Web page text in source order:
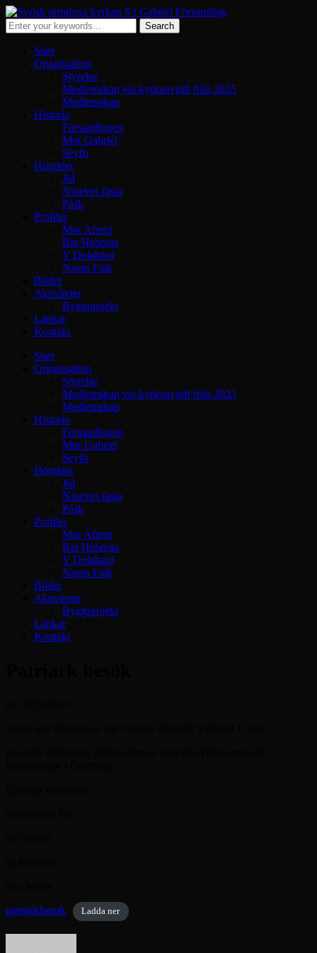
Start
Organisation
Styrelse
Medlemskap via kyrkoavgift från 2025
Medlemskap
Historia
Församlingen
Mor Gabriel
Seyfo
Högtider
Jul
Nineves fasta
Påsk
Profiler
Mor Afrem
Bar Hebreus
Y Dolabani
Naum Faik
Bilder
Aktiviteter
Byggprojekt
Länkar
Kontakt
Start
Organisation
Styrelse
Medlemskap via kyrkoavgift från 2025
Medlemskap
Historia
Församlingen
Mor Gabriel
Seyfo
Högtider
Jul
Nineves fasta
Påsk
Profiler
Mor Afrem
Bar Hebreus
Y Dolabani
Naum Faik
Bilder
Aktiviteter
Byggprojekt
Länkar
Kontakt
patriarkbesok
Ladda ner